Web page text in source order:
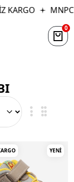
MNPC
0
YENI